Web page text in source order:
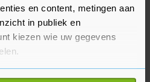
en content, metingen aan
in publiek en
kiezen wie uw gegevens
waaronder GroenLinks
opgeroepen om te
Oekraïne kwam ook
in Nederland met een